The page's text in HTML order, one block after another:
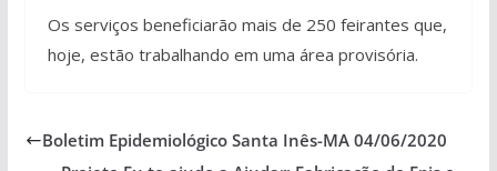
Os serviços beneficiarão mais de 250 feirantes que,
hoje, estão trabalhando em uma área provisória.
Boletim Epidemiológico Santa Inês-MA 04/06/2020